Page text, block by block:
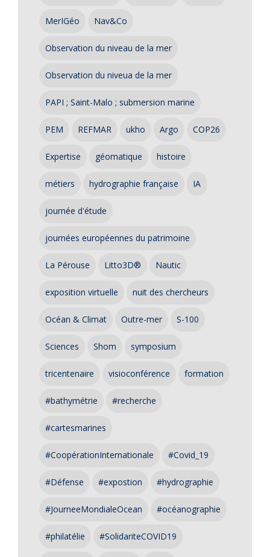
MerIGéo Nav&Co
Observation du niveau de la mer
Observation du niveua de la mer
PAPI ; Saint-Malo ; submersion marine
PEM REFMAR ukho Argo COP26
Expertise géomatique histoire
métiers hydrographie française IA
journée d'étude
journées européennes du patrimoine
La Pérouse Litto3D® Nautic
exposition virtuelle nuit des chercheurs
Océan & Climat Outre-mer S-100
Sciences Shom symposium
tricentenaire visioconférence formation
#bathymétrie #recherche
#cartesmarines
#CoopérationInternationale #Covid_19
#Défense #expostion #hydrographie
#JourneeMondialeOcean #océanographie
#philatélie #SolidariteCOVID19